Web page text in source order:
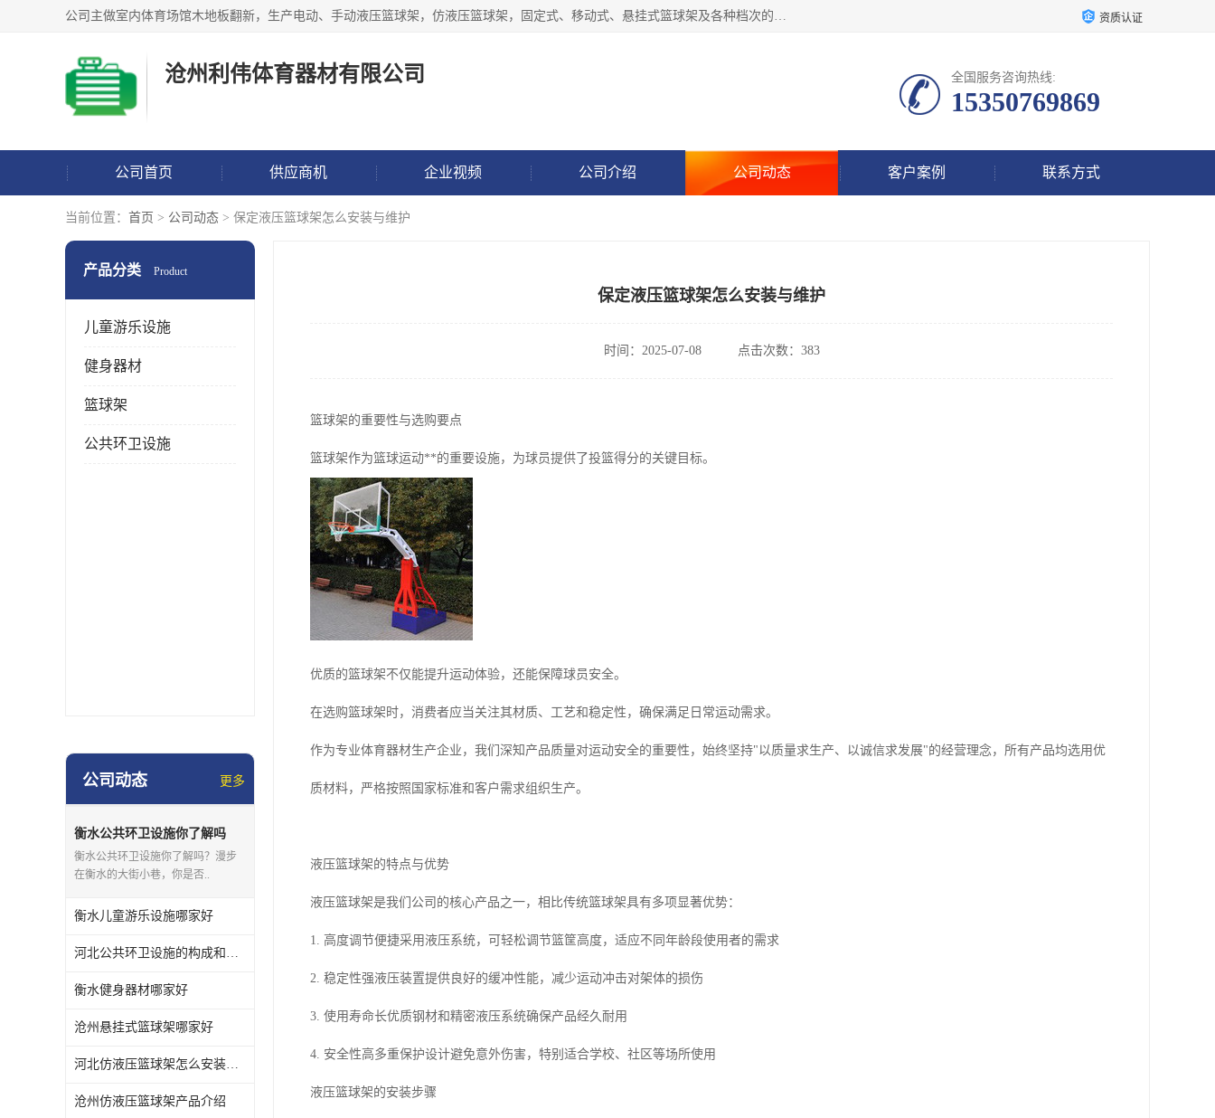
公司主做室内体育场馆木地板翻新，生产电动、手动液压篮球架，仿液压篮球架，固定式、移动式、悬挂式篮球架及各种档次的篮球板，乒乓球台、网球柱、排球柱、羽毛球柱、足球门，各种体操、田径器材等体育器材。 资质认证
沧州利伟体育器材有限公司 全国服务咨询热线:
15350769869
公司首页 供应商机 企业视频 公司介绍 公司动态 客户案例 联系方式
当前位置： 首页 > 公司动态 > 保定液压篮球架怎么安装与维护
产品分类 Product
儿童游乐设施
健身器材
篮球架
公共环卫设施
公司动态 更多
衡水公共环卫设施你了解吗
衡水公共环卫设施你了解吗？漫步
在衡水的大街小巷，你是否..
衡水儿童游乐设施哪家好
河北公共环卫设施的构成和应用你知道多少？
衡水健身器材哪家好
沧州悬挂式篮球架哪家好
河北仿液压篮球架怎么安装与维护
沧州仿液压篮球架产品介绍
保定液压篮球架怎么安装与维护
时间：2025-07-08 点击次数：383
篮球架的重要性与选购要点
篮球架作为篮球运动**的重要设施，为球员提供了投篮得分的关键目标。
优质的篮球架不仅能提升运动体验，还能保障球员安全。
在选购篮球架时，消费者应当关注其材质、工艺和稳定性，确保满足日常运动需求。
作为专业体育器材生产企业，我们深知产品质量对运动安全的重要性，始终坚持"以质量求生产、以诚信求发展"的经营理念，所有产品均选用优
质材料，严格按照国家标准和客户需求组织生产。
液压篮球架的特点与优势
液压篮球架是我们公司的核心产品之一，相比传统篮球架具有多项显著优势：
1. 高度调节便捷采用液压系统，可轻松调节篮筐高度，适应不同年龄段使用者的需求
2. 稳定性强液压装置提供良好的缓冲性能，减少运动冲击对架体的损伤
3. 使用寿命长优质钢材和精密液压系统确保产品经久耐用
4. 安全性高多重保护设计避免意外伤害，特别适合学校、社区等场所使用
液压篮球架的安装步骤